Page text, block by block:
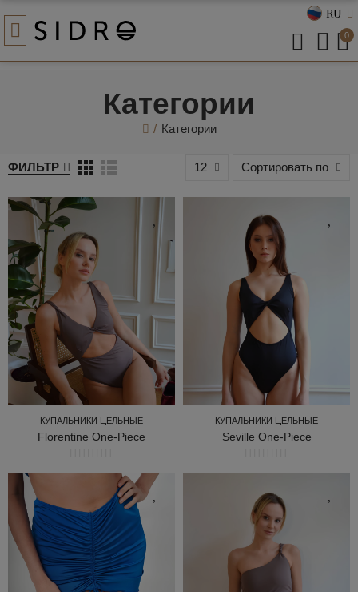
RU
0
Категории
Категории
ФИЛЬТР 12 Сортировать по
КУПАЛЬНИКИ ЦЕЛЬНЫЕ
Florentine One-Piece
КУПАЛЬНИКИ ЦЕЛЬНЫЕ
Seville One-Piece